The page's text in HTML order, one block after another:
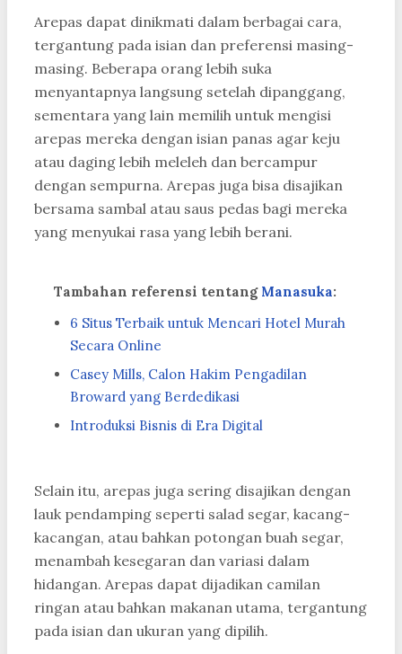
Arepas dapat dinikmati dalam berbagai cara,
tergantung pada isian dan preferensi masing-
masing. Beberapa orang lebih suka
menyantapnya langsung setelah dipanggang,
sementara yang lain memilih untuk mengisi
arepas mereka dengan isian panas agar keju
atau daging lebih meleleh dan bercampur
dengan sempurna. Arepas juga bisa disajikan
bersama sambal atau saus pedas bagi mereka
yang menyukai rasa yang lebih berani.
Tambahan referensi tentang Manasuka:
6 Situs Terbaik untuk Mencari Hotel Murah
Secara Online
Casey Mills, Calon Hakim Pengadilan
Broward yang Berdedikasi
Introduksi Bisnis di Era Digital
Selain itu, arepas juga sering disajikan dengan
lauk pendamping seperti salad segar, kacang-
kacangan, atau bahkan potongan buah segar,
menambah kesegaran dan variasi dalam
hidangan. Arepas dapat dijadikan camilan
ringan atau bahkan makanan utama, tergantung
pada isian dan ukuran yang dipilih.